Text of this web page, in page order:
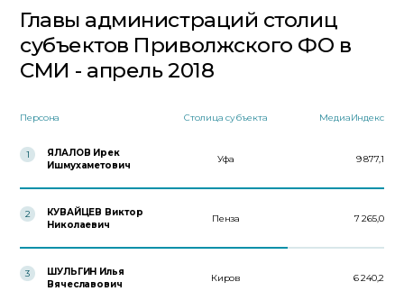
Главы администраций столиц
субъектов Приволжского ФО в
СМИ - апрель 2018
Персона Столица субъекта МедиаИндекс
1
ЯЛАЛОВ Ирек
Ишмухаметович
Уфа 9 877,1
2
КУВАЙЦЕВ Виктор
Николаевич
Пенза 7 265,0
3
ШУЛЬГИН Илья
Вячеславович
Киров 6 240,2